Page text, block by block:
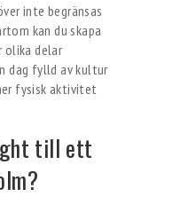
inte begränsas
kan du skapa
olika delar
dag fylld av kultur
fysisk aktivitet
till ett